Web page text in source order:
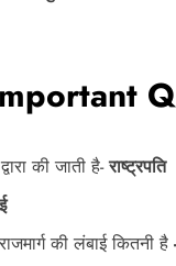
की जाती है-राष्ट्रपति
की लंबाई कितनी है